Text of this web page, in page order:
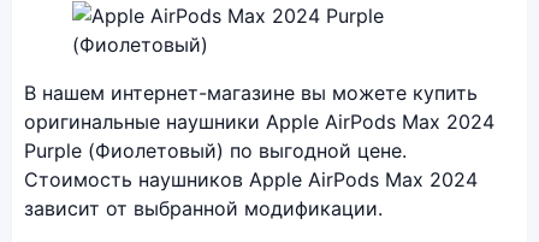
В нашем интернет-магазине вы можете купить
оригинальные наушники Apple AirPods Max 2024
Purple (Фиолетовый) по выгодной цене.
Стоимость наушников Apple AirPods Max 2024
зависит от выбранной модификации.